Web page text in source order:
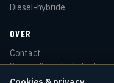
Diesel-hybride
OVER
Contact
Privacy & cookiebeleid
Disclaimer